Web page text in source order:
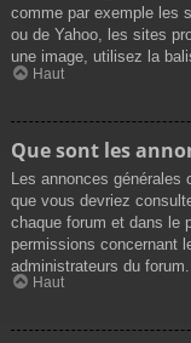
comme par exemple les
ou de Yahoo, les sites
une image, utilisez la
Haut
Que sont les
Les annonces
que vous devriez
chaque forum et dans le
permissions concernant
administrateurs du forum.
Haut